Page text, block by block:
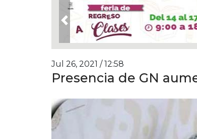
Previous
Jul 26, 2021 / 12:58
Presencia de GN